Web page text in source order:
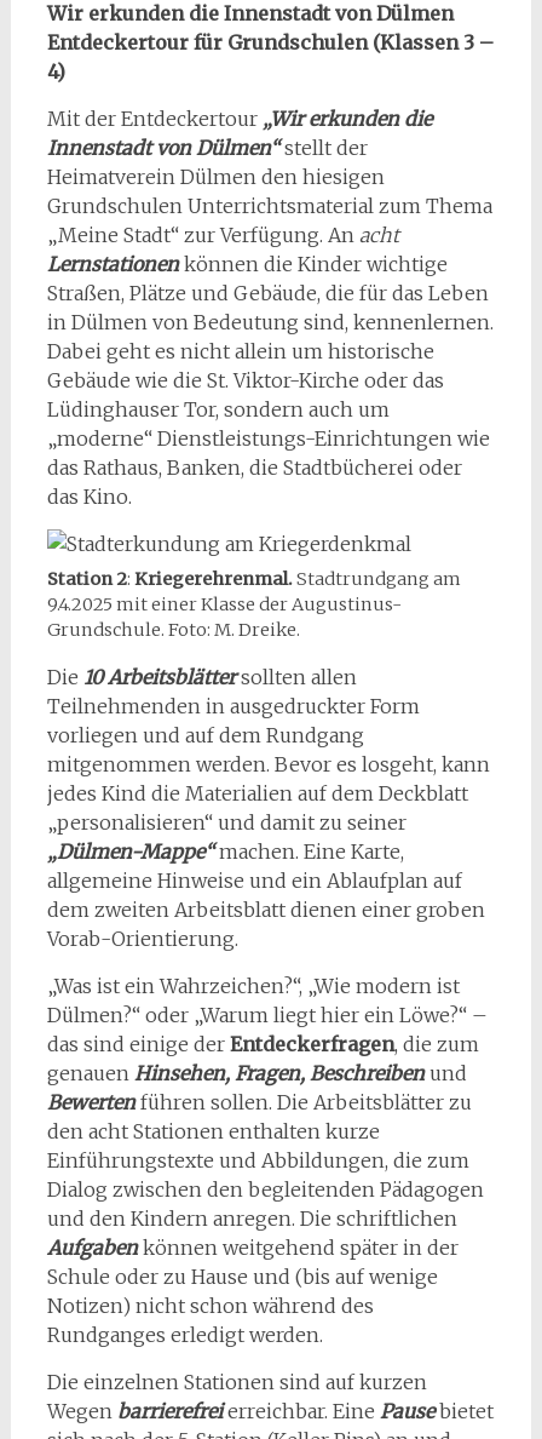
Wir erkunden die Innenstadt von Dülmen
Entdeckertour für Grundschulen (Klassen 3 –
4)
Mit der Entdeckertour „Wir erkunden die
Innenstadt von Dülmen“stellt der
Heimatverein Dülmen den hiesigen
Grundschulen Unterrichtsmaterial zum Thema
„Meine Stadt“ zur Verfügung. An acht
Lernstationenkönnen die Kinder wichtige
Straßen, Plätze und Gebäude, die für das Leben
in Dülmen von Bedeutung sind, kennenlernen.
Dabei geht es nicht allein um historische
Gebäude wie die St. Viktor-Kirche oder das
Lüdinghauser Tor, sondern auch um
„moderne“ Dienstleistungs-Einrichtungen wie
das Rathaus, Banken, die Stadtbücherei oder
das Kino.
Station 2: Kriegerehrenmal.Stadtrundgang am
9.4.2025 mit einer Klasse der Augustinus-
Grundschule. Foto: M. Dreike.
Die 10 Arbeitsblättersollten allen
Teilnehmenden in ausgedruckter Form
vorliegen und auf dem Rundgang
mitgenommen werden. Bevor es losgeht, kann
jedes Kind die Materialien auf dem Deckblatt
„personalisieren“ und damit zu seiner
„Dülmen-Mappe“machen. Eine Karte,
allgemeine Hinweise und ein Ablaufplan auf
dem zweiten Arbeitsblatt dienen einer groben
Vorab-Orientierung.
„Was ist ein Wahrzeichen?“, „Wie modern ist
Dülmen?“ oder „Warum liegt hier ein Löwe?“ –
das sind einige der Entdeckerfragen, die zum
genauen Hinsehen, Fragen, Beschreibenund
Bewertenführen sollen. Die Arbeitsblätter zu
den acht Stationen enthalten kurze
Einführungstexte und Abbildungen, die zum
Dialog zwischen den begleitenden Pädagogen
und den Kindern anregen. Die schriftlichen
Aufgabenkönnen weitgehend später in der
Schule oder zu Hause und (bis auf wenige
Notizen) nicht schon während des
Rundganges erledigt werden.
Die einzelnen Stationen sind auf kurzen
Wegen barrierefreierreichbar. Eine Pausebietet